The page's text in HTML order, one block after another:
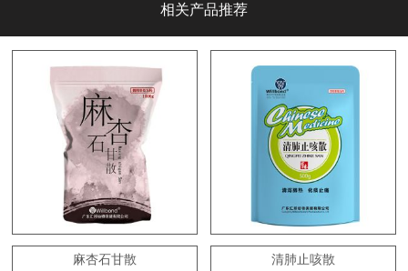
相关产品推荐
麻杏石甘散 清肺止咳散